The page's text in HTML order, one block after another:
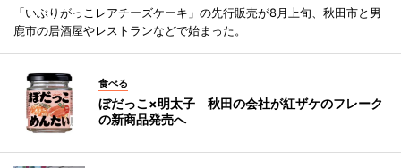
「いぶりがっこレアチーズケーキ」の先行販売が8月上旬、秋田市と男
鹿市の居酒屋やレストランなどで始まった。
食べる
ぼだっこ×明太子 秋田の会社が紅ザケのフレーク
の新商品発売へ